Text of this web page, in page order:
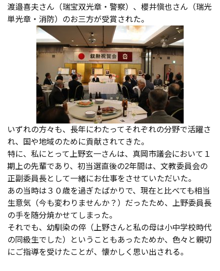
渡邉喜夫さん（瑞宝双光章・警察）、櫻井愼也さん（瑞光
単光章・消防）のお三方が受賞された。
いずれの方々も、長年にわたってそれぞれの分野で活躍さ
れ、国や地域のために貢献されてきた。
特に、私にとって上野玄一さんは、真岡市議会において１
期上の先輩であり、初当選直後の2年間は、文教委員会の
正副委員長として一緒にお仕事をさせていただいた。
あの当時は３０歳を過ぎたばかりで、現在と比べても相当
生意気（今も変わりませんか？）だったため、上野委員長
の手を随分焼かせてしまった。
それでも、幼馴染の倅（上野さんと私の母は小中学校時代
の同級生でした）ということもあったためか、色々と親切
にご指導を受けたことが、懐かしく思い出される。